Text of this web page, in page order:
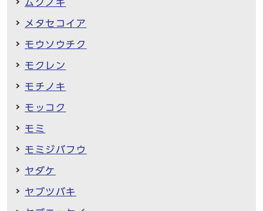
ムクノキ
メタセコイア
モウソウチク
モクレン
モチノキ
モッコク
モミ
モミジバフウ
ヤダケ
ヤブツバキ